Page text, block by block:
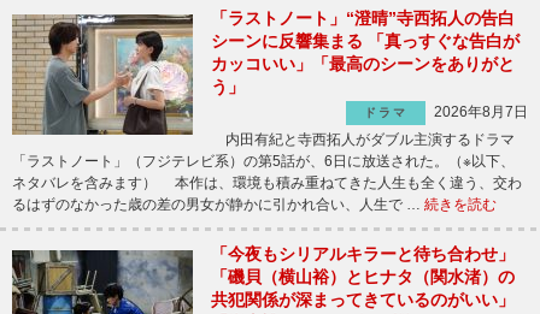
「ラストノート」“澄晴”寺西拓人の告白
シーンに反響集まる 「真っすぐな告白が
カッコいい」「最高のシーンをありがと
う」
ドラマ
2026年8月7日
内田有紀と寺西拓人がダブル主演するドラマ
「ラストノート」（フジテレビ系）の第5話が、6日に放送された。（※以下、
ネタバレを含みます） 本作は、環境も積み重ねてきた人生も全く違う、交わ
るはずのなかった歳の差の男女が静かに引かれ合い、人生で … 続きを読む
「今夜もシリアルキラーと待ち合わせ」
「磯貝（横山裕）とヒナタ（関水渚）の
共犯関係が深まってきているのがいい」